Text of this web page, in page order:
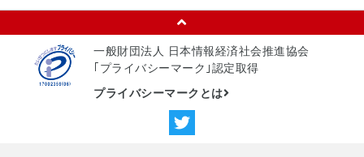
一般財団法人 日本情報経済社会推進協会
｢プライバシーマーク｣認定取得
プライバシーマークとは